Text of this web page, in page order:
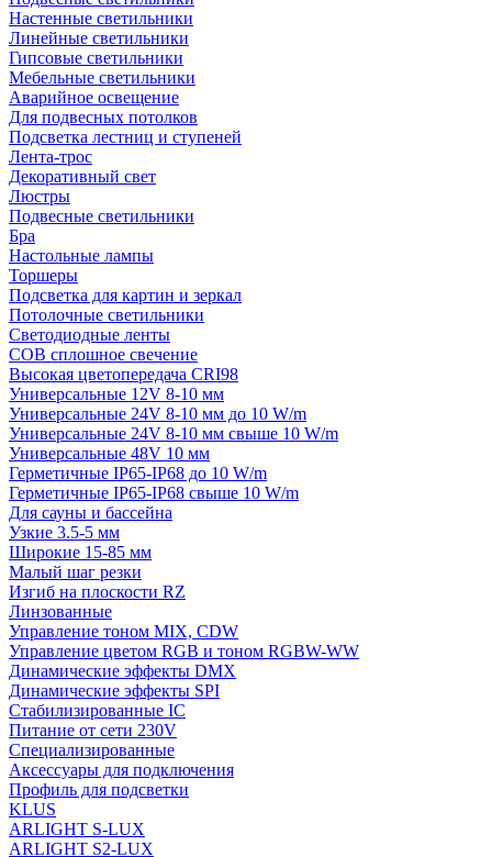
Настенные светильники
Линейные светильники
Гипсовые светильники
Мебельные светильники
Аварийное освещение
Для подвесных потолков
Подсветка лестниц и ступеней
Лента-трос
Декоративный свет
Люстры
Подвесные светильники
Бра
Настольные лампы
Торшеры
Подсветка для картин и зеркал
Потолочные светильники
Светодиодные ленты
COB сплошное свечение
Высокая цветопередача CRI98
Универсальные 12V 8-10 мм
Универсальные 24V 8-10 мм до 10 W/m
Универсальные 24V 8-10 мм свыше 10 W/m
Универсальные 48V 10 мм
Герметичные IP65-IP68 до 10 W/m
Герметичные IP65-IP68 свыше 10 W/m
Для сауны и бассейна
Узкие 3.5-5 мм
Широкие 15-85 мм
Малый шаг резки
Изгиб на плоскости RZ
Линзованные
Управление тоном MIX, CDW
Управление цветом RGB и тоном RGBW-WW
Динамические эффекты DMX
Динамические эффекты SPI
Стабилизированные IC
Питание от сети 230V
Специализированные
Аксессуары для подключения
Профиль для подсветки
KLUS
ARLIGHT S-LUX
ARLIGHT S2-LUX